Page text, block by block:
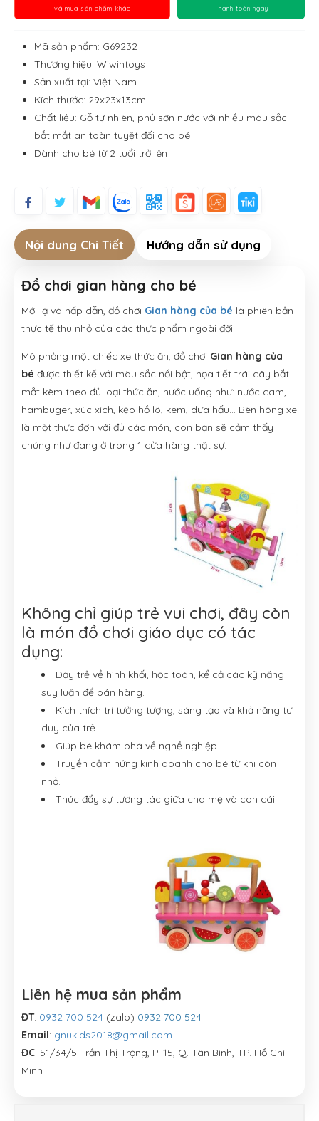
và mua sản phẩm khác Thanh toán ngay
Mã sản phẩm: G69232
Thương hiệu: Wiwintoys
Sản xuất tại: Việt Nam
Kích thước: 29x23x13cm
Chất liệu: Gỗ tự nhiên, phủ sơn nước với nhiều màu sắc
bắt mắt an toàn tuyệt đối cho bé
Dành cho bé từ 2 tuổi trở lên
Nội dung Chi Tiết Hướng dẫn sử dụng
Đồ chơi gian hàng cho bé
Mới lạ và hấp dẫn, đồ chơi Gian hàng của bé là phiên bản
thực tế thu nhỏ của các thực phẩm ngoài đời.
Mô phỏng một chiếc xe thức ăn, đồ chơi Gian hàng của
bé được thiết kế với màu sắc nổi bật, họa tiết trái cây bắt
mắt kèm theo đủ loại thức ăn, nước uống như: nước cam,
hambuger, xúc xích, kẹo hồ lô, kem, dưa hấu… Bên hông xe
là một thực đơn với đủ các món, con bạn sẽ cảm thấy
chúng như đang ở trong 1 cửa hàng thật sự.
Không chỉ giúp trẻ vui chơi, đây còn
là món đồ chơi giáo dục có tác
dụng:
Dạy trẻ về hình khối, học toán, kể cả các kỹ năng
suy luận để bán hàng.
Kích thích trí tưởng tượng, sáng tạo và khả năng tư
duy của trẻ.
Giúp bé khám phá về nghề nghiệp.
Truyền cảm hứng kinh doanh cho bé từ khi còn
nhỏ.
Thúc đẩy sự tương tác giữa cha mẹ và con cái
Liên hệ mua sản phẩm
ĐT: 0932 700 524 (zalo) 0932 700 524
Email: gnukids2018@gmail.com
ĐC: 51/34/5 Trần Thị Trọng, P. 15, Q. Tân Bình, TP. Hồ Chí
Minh